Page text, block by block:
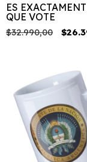
ES
QUE VOTE
$32.990,00